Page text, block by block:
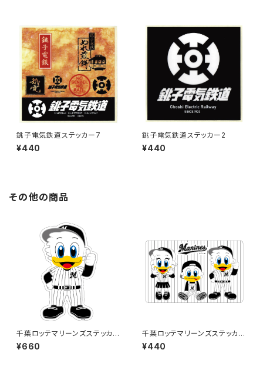
銚子電気鉄道ステッカー7
¥440
銚子電気鉄道ステッカー2
¥440
その他の商品
千葉ロッテマリーンズステッカー
13（大）
¥660
千葉ロッテマリーンズステッカー
10
¥440